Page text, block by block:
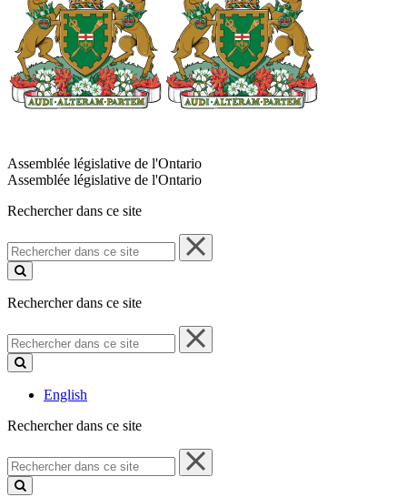
Assemblée législative de l'Ontario
Assemblée législative de l'Ontario
Rechercher dans ce site
Rechercher
dans
ce
Rechercher dans ce site
Rechercher
dans
ce
English
Rechercher dans ce site
Rechercher
dans
ce